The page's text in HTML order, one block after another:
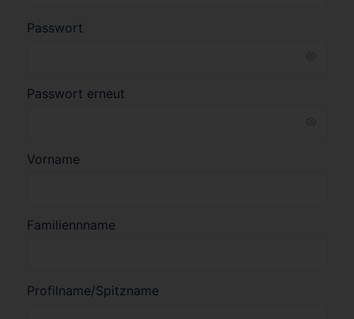
Passwort
Passwort erneut
Vorname
Familiennname
Profilname/Spitzname